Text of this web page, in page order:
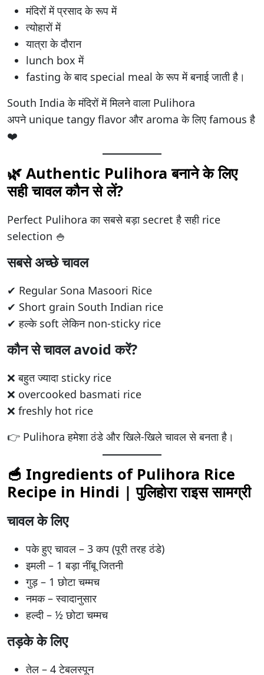
मंदिरों में प्रसाद के रूप में
त्योहारों में
यात्रा के दौरान
lunch box में
fasting के बाद special meal के रूप में बनाई जाती है।
South India के मंदिरों में मिलने वाला Pulihora
अपने unique tangy flavor और aroma के लिए famous है
❤️
🌿 Authentic Pulihora बनाने के लिए
सही चावल कौन से लें?
Perfect Pulihora का सबसे बड़ा secret है सही rice
selection 🍚
सबसे अच्छे चावल
✔ Regular Sona Masoori Rice
✔ Short grain South Indian rice
✔ हल्के soft लेकिन non-sticky rice
कौन से चावल avoid करें?
❌ बहुत ज्यादा sticky rice
❌ overcooked basmati rice
❌ freshly hot rice
👉 Pulihora हमेशा ठंडे और खिले-खिले चावल से बनता है।
🥣 Ingredients of Pulihora Rice
Recipe in Hindi |पुलिहोरा राइससामग्री
चावल के लिए
पके हुए चावल – 3 कप (पूरी तरह ठंडे)
इमली – 1 बड़ा नींबू जितनी
गुड़ – 1 छोटा चम्मच
नमक – स्वादानुसार
हल्दी – ½ छोटा चम्मच
तड़के के लिए
तेल – 4 टेबलस्पून